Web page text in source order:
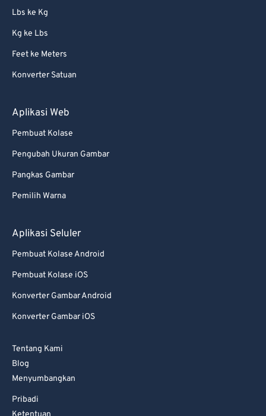
Lbs ke Kg
Kg ke Lbs
Feet ke Meters
Konverter Satuan
Aplikasi Web
Pembuat Kolase
Pengubah Ukuran Gambar
Pangkas Gambar
Pemilih Warna
Aplikasi Seluler
Pembuat Kolase Android
Pembuat Kolase iOS
Konverter Gambar Android
Konverter Gambar iOS
Tentang Kami
Blog
Menyumbangkan
Pribadi